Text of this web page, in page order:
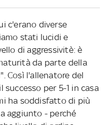
c'erano diverse
stati lucidi e
di aggressivitè: è
da parte della
Così l'allenatore del
per 5-1 in casa
ha soddisfatto di più
aggiunto - perché